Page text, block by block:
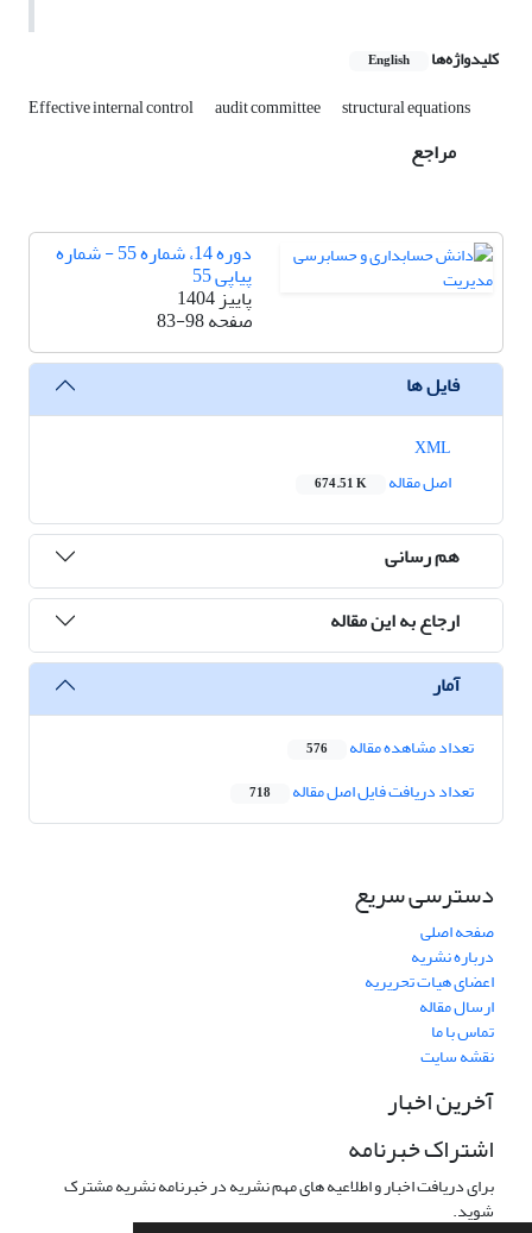
کلیدواژه‌ها English
Effective internal control audit committee structural equations
مراجع
دوره 14، شماره 55 - شماره
پیاپی 55
پاییز 1404
صفحه83-98
فایل ها
اصل مقاله
674.51 K
هم رسانی
ارجاع به این مقاله
آمار
تعداد مشاهده مقاله 576
تعداد دریافت فایل اصل مقاله 718
دسترسی سریع
صفحه اصلی
درباره نشریه
اعضای هیات تحریریه
ارسال مقاله
تماس با ما
نقشه سایت
آخرین اخبار
اشتراک خبرنامه
برای دریافت اخبار و اطلاعیه های مهم نشریه در خبرنامه نشریه مشترک
شوید.